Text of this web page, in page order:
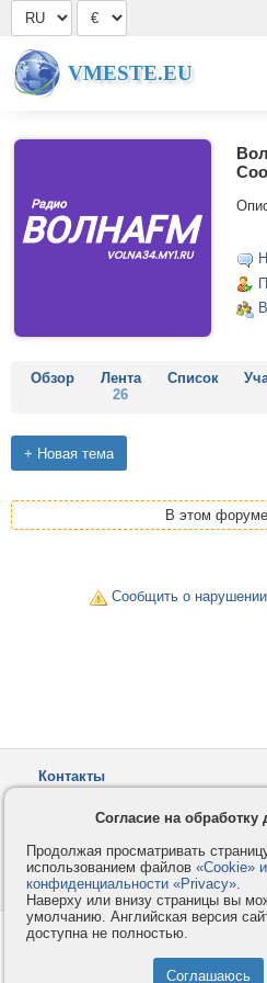
VMESTE.EU
Обзор
Лента
26
Список
В этом
Сообщить о
Контакты
Как оплатить
© 2008-2026VMESTE.EU
Согласие на
Продолжая просматривать
использованием файлов «Cookie»
конфиденциальности «Privacy».
Наверху или внизу страницы вы
умолчанию. Английская версия
доступна не полностью.